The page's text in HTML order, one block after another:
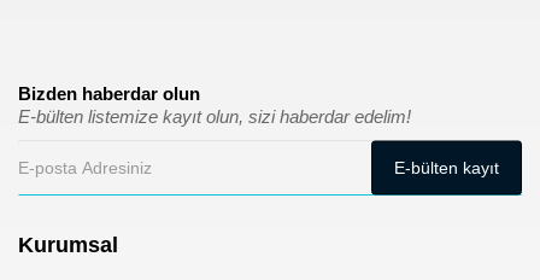
Bizden haberdar olun
E-bülten listemize kayıt olun, sizi haberdar edelim!
Kurumsal